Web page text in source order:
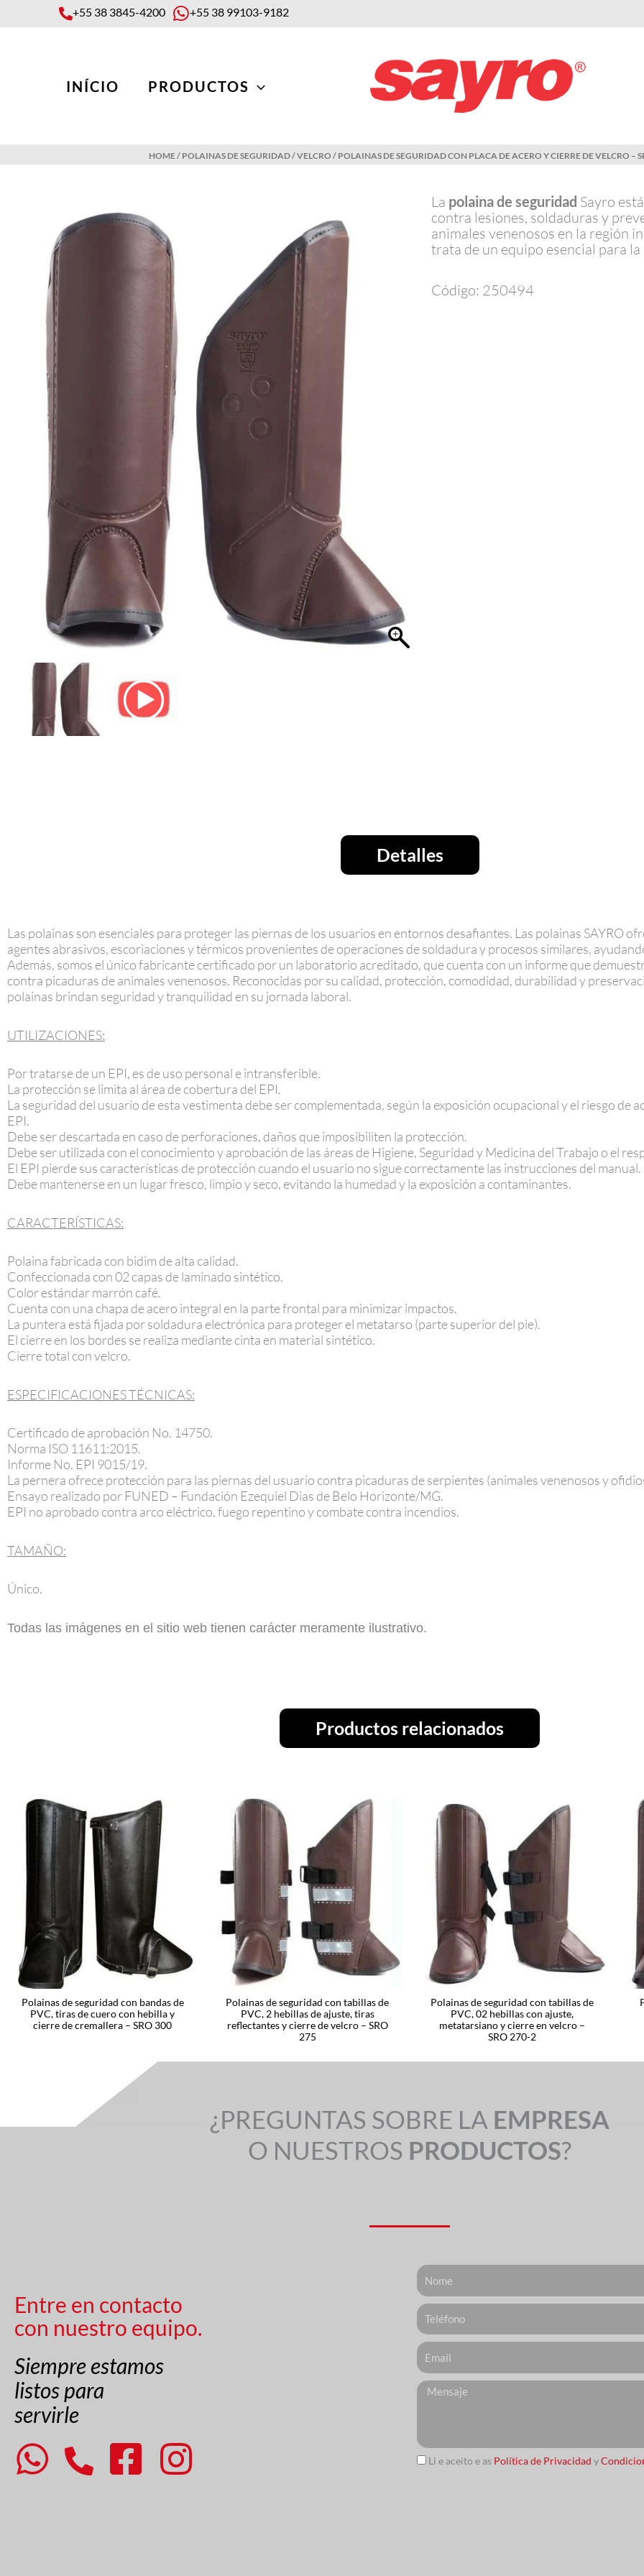
+55 38 3845-4200 +55 38 99103-9182
INÍCIO PRODUCTOS
HOME/ POLAINAS DE SEGURIDAD/VELCRO / POLAINAS DE SEGURIDAD CON PLACA DE ACERO Y CIERRE DE VELCRO –
La polaina de seguridad Sayro
contra lesiones, soldaduras y
animales venenosos en la región
trata de un equipo esencial para
Código: 250494
Detalles
Las polainas son esenciales para proteger las piernas de los usuarios en entornos desafiantes. Las polainas SAYRO
agentes abrasivos, escoriaciones y térmicos provenientes de operaciones de soldadura y procesos similares,
Además, somos el único fabricante certificado por un laboratorio acreditado, que cuenta con un informe que
contra picaduras de animales venenosos. Reconocidas por su calidad, protección, comodidad, durabilidad y
polainas brindan seguridad y tranquilidad en su jornada laboral.
UTILIZACIONES:
Por tratarse de un EPI, es de uso personal e intransferible.
La protección se limita al área de cobertura del EPI.
La seguridad del usuario de esta vestimenta debe ser complementada, según la exposición ocupacional y el riesgo de
EPI.
Debe ser descartada en caso de perforaciones, daños que imposibiliten la protección.
Debe ser utilizada con el conocimiento y aprobación de las áreas de Higiene, Seguridad y Medicina del Trabajo o el
El EPI pierde sus características de protección cuando el usuario no sigue correctamente las instrucciones del manual.
Debe mantenerse en un lugar fresco, limpio y seco, evitando la humedad y la exposición a contaminantes.
CARACTERÍSTICAS:
Polaina fabricada con bidim de alta calidad.
Confeccionada con 02 capas de laminado sintético.
Color estándar marrón café.
Cuenta con una chapa de acero integral en la parte frontal para minimizar impactos.
La puntera está fijada por soldadura electrónica para proteger el metatarso (parte superior del pie).
El cierre en los bordes se realiza mediante cinta en material sintético.
Cierre total con velcro.
ESPECIFICACIONES TÉCNICAS:
Certificado de aprobación No. 14750.
Norma ISO 11611:2015.
Informe No. EPI 9015/19.
La pernera ofrece protección para las piernas del usuario contra picaduras de serpientes (animales venenosos y
Ensayo realizado por FUNED – Fundación Ezequiel Dias de Belo Horizonte/MG.
EPI no aprobado contra arco eléctrico, fuego repentino y combate contra incendios.
TAMAÑO:
Único.
Todas las imágenes en el sitio web tienen carácter meramente ilustrativo.
Productos relacionados
Polainas de seguridad con bandas de
PVC, tiras de cuero con hebilla y
cierre de cremallera – SRO 300
Polainas de seguridad con tabillas de
PVC, 2 hebillas de ajuste, tiras
reflectantes y cierre de velcro – SRO
275
Polainas de seguridad con tabillas de
PVC, 02 hebillas con ajuste,
metatarsiano y cierre en velcro –
SRO 270-2
¿PREGUNTAS SOBRE LA EMPRESA
O NUESTROS PRODUCTOS?
Entre en contacto
con nuestro equipo.
Siempre estamos
listos para
servirle
Nome
Telefone
Email
Messagem
Li e aceito e as Política de Privacidad y